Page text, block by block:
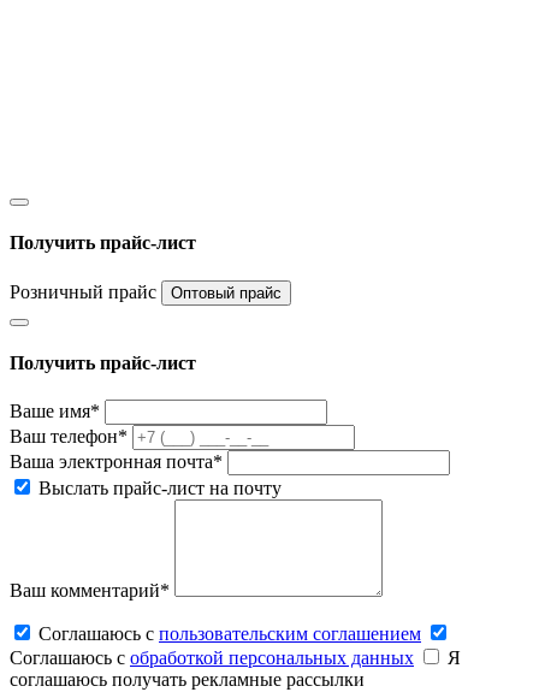
Получить прайс-лист
Розничный прайс Оптовый прайс
Получить прайс-лист
Ваше имя*
Ваш телефон*
Ваша электронная почта*
Выслать прайс-лист на почту
Ваш комментарий*
Соглашаюсь c пользовательским соглашением
Соглашаюсь c обработкой персональных данных
Я
соглашаюсь получать рекламные рассылки